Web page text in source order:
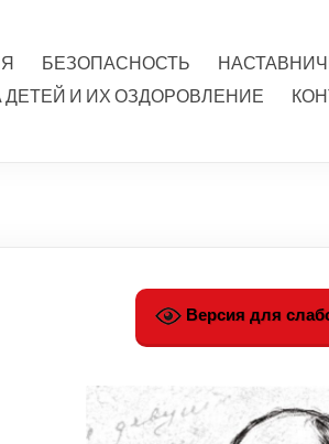
БЕЗОПАСНОСТЬ
И ИХ ОЗДОРОВЛЕНИЕ
Версия для